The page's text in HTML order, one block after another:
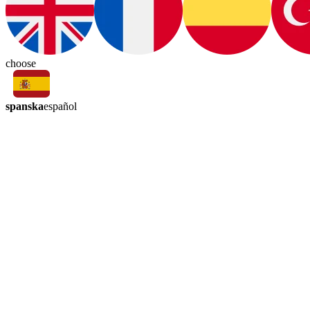
choose
spanskaespañol